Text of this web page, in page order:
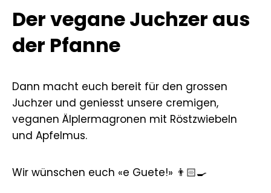
Der vegane Juchzer aus
der Pfanne
Dann macht euch bereit für den grossen
Juchzer und geniesst unsere cremigen,
veganen Älplermagronen mit Röstzwiebeln
und Apfelmus.
Wir wünschen euch «e Guete!» 👨🏻‍🍳